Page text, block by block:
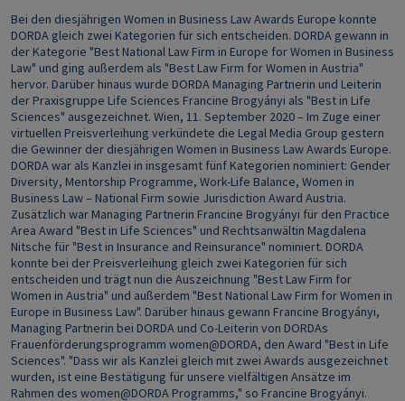
Bei den diesjährigen Women in Business Law Awards Europe konnte
DORDA gleich zwei Kategorien für sich entscheiden. DORDA gewann in
der Kategorie "Best National Law Firm in Europe for Women in Business
Law" und ging außerdem als "Best Law Firm for Women in Austria"
hervor. Darüber hinaus wurde DORDA Managing Partnerin und Leiterin
der Praxisgruppe Life Sciences Francine Brogyányi als "Best in Life
Sciences" ausgezeichnet. Wien, 11. September 2020 – Im Zuge einer
virtuellen Preisverleihung verkündete die Legal Media Group gestern
die Gewinner der diesjährigen Women in Business Law Awards Europe.
DORDA war als Kanzlei in insgesamt fünf Kategorien nominiert: Gender
Diversity, Mentorship Programme, Work-Life Balance, Women in
Business Law – National Firm sowie Jurisdiction Award Austria.
Zusätzlich war Managing Partnerin Francine Brogyányi für den Practice
Area Award "Best in Life Sciences" und Rechtsanwältin Magdalena
Nitsche für "Best in Insurance and Reinsurance" nominiert. DORDA
konnte bei der Preisverleihung gleich zwei Kategorien für sich
entscheiden und trägt nun die Auszeichnung "Best Law Firm for
Women in Austria" und außerdem "Best National Law Firm for Women in
Europe in Business Law". Darüber hinaus gewann Francine Brogyányi,
Managing Partnerin bei DORDA und Co-Leiterin von DORDAs
Frauenförderungsprogramm women@DORDA, den Award "Best in Life
Sciences". "Dass wir als Kanzlei gleich mit zwei Awards ausgezeichnet
wurden, ist eine Bestätigung für unsere vielfältigen Ansätze im
Rahmen des women@DORDA Programms," so Francine Brogyányi.